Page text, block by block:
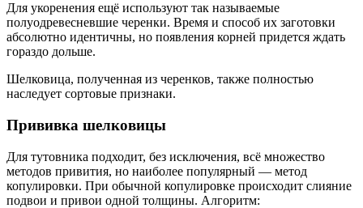
Для укоренения ещё используют так называемые
полуодревесневшие черенки. Время и способ их заготовки
абсолютно идентичны, но появления корней придется ждать
гораздо дольше.
Шелковица, полученная из черенков, также полностью
наследует сортовые признаки.
Прививка шелковицы
Для тутовника подходит, без исключения, всё множество
методов привития, но наиболее популярный — метод
копулировки. При обычной копулировке происходит слияние
подвои и привои одной толщины. Алгоритм: